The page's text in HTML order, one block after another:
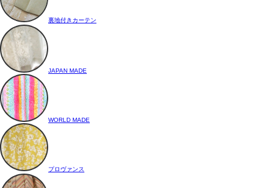
裏地付きカーテン
JAPAN MADE
WORLD MADE
プロヴァンス